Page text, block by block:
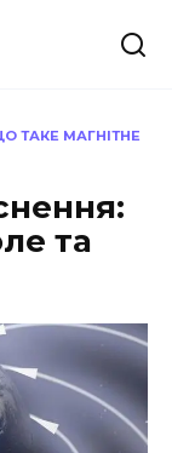
ТАКЕ МАГНІТНЕ
та